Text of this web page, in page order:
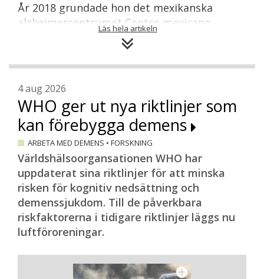
År 2018 grundade hon det mexikanska
alzheimercentrumet Centro mexicano
alzheimer. Ett år senare skickade hon in en
ansökan till den tyska ambassaden om
projektmedel för att finansiera en
behandling för personer med
demenssjukdomar. Det är en grupp av
befolkningen som enligt Regina Altena är
marginaliserad och i princip uteslutande
hänvisad till den egna familjen för stöd
och omvårdnad. Regina Altenas tanke var
att nyttja sitt språk och nätverk, där
Tyskland och Mexiko på något sätt skulle
kunna kopplas samman.
– Efter en del research, bland annat
digitalt, hittade jag professor Elmar
sa att jag gärna skulle vilja använda hans
Läs hela artikeln
4 aug 2026
WHO ger ut nya riktlinjer som
kan förebygga demens
ARBETA MED DEMENS • FORSKNING
Världshälsoorgansationen WHO har
uppdaterat sina riktlinjer för att minska
risken för kognitiv nedsättning och
demenssjukdom. Till de påverkbara
riskfaktorerna i tidigare riktlinjer läggs nu
luftföroreningar.